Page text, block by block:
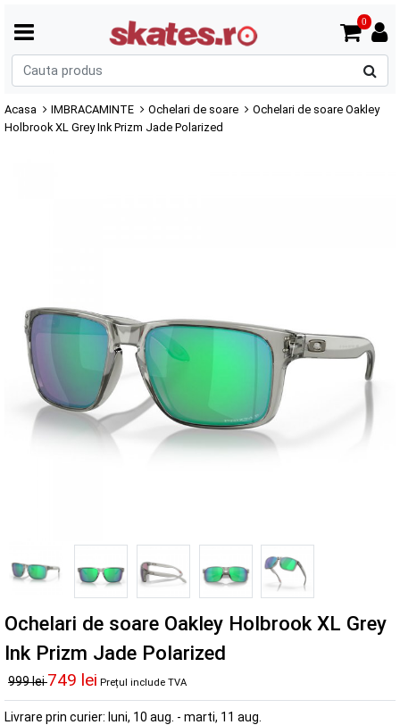
0
Acasa IMBRACAMINTE Ochelari de soare
Ochelari de soare Oakley
Holbrook XL Grey Ink Prizm Jade Polarized
Ochelari de soare Oakley Holbrook XL Grey
Ink Prizm Jade Polarized
999 lei749 lei Prețul include TVA
Livrare prin curier: luni, 10 aug. - marti, 11 aug.